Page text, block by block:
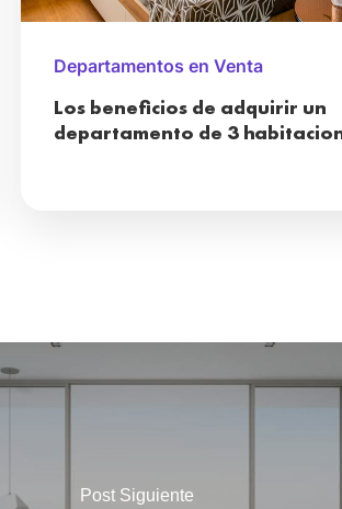
Departamentos en Venta
Los beneficios de adquirir un
departamento de 3
Post Siguiente